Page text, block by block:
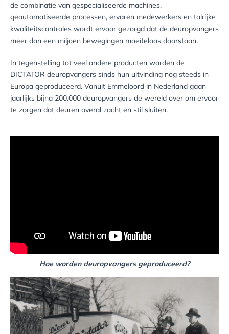
de combinatie van gespecialiseerde machines,
geautomatiseerde processen, ervaren medewerkers en talrijke
kwaliteitscontroles wordt ervoor gezorgd dat de deuropvangers
meer dan een miljoen bewegingen moeiteloos doorstaan.
In tegenstelling tot veel andere producten worden de
DICTATOR deuropvangers sinds hun uitvinding nog steeds in
Europa geproduceerd. Vanuit Emmeloord in Nederland gaan
jaarlijks bijna 200.000 deuropvangers de wereld over om ervoor
te zorgen dat deuren overal zacht en stil sluiten.
Hoe worden deuropvangers geproduceerd?